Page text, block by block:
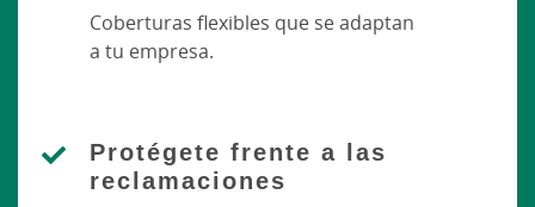
Coberturas flexibles que se adaptan
a tu empresa.
Protégete frente a las
reclamaciones